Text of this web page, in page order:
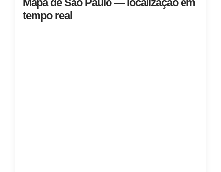
Mapa de São Paulo — localização em
tempo real